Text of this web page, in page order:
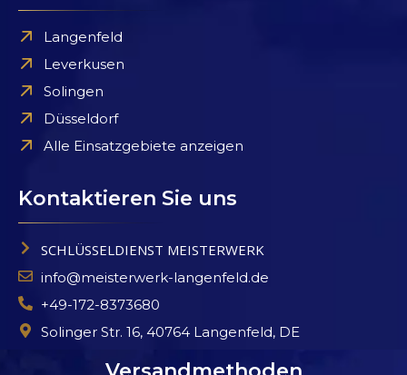
Langenfeld
Leverkusen
Solingen
Düsseldorf
Alle Einsatzgebiete anzeigen
Kontaktieren Sie uns
SCHLÜSSELDIENST MEISTERWERK
info@meisterwerk-langenfeld.de
+49-172-8373680
Solinger Str. 16, 40764 Langenfeld, DE